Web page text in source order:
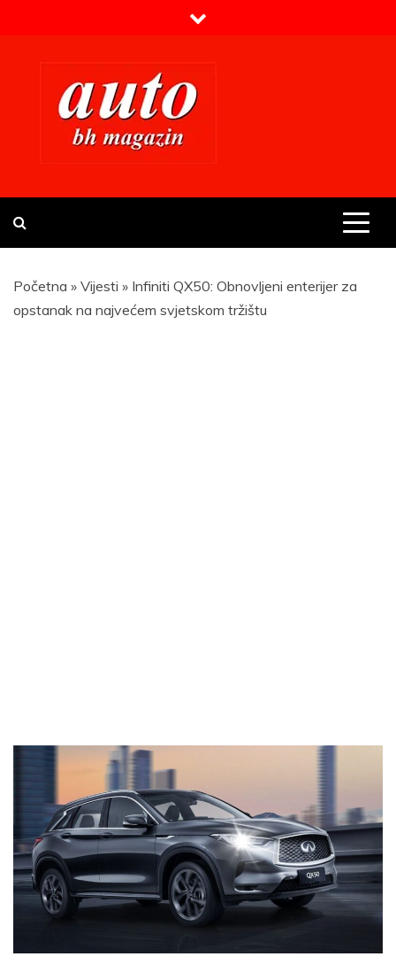
Prvi BH auto magazin
Početna » Vijesti » Infiniti QX50: Obnovljeni enterijer za
opstanak na najvećem svjetskom tržištu